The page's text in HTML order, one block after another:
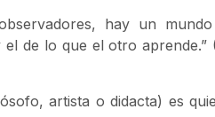
hay un
de lo que el otro aprende.”
artista o didacta) es